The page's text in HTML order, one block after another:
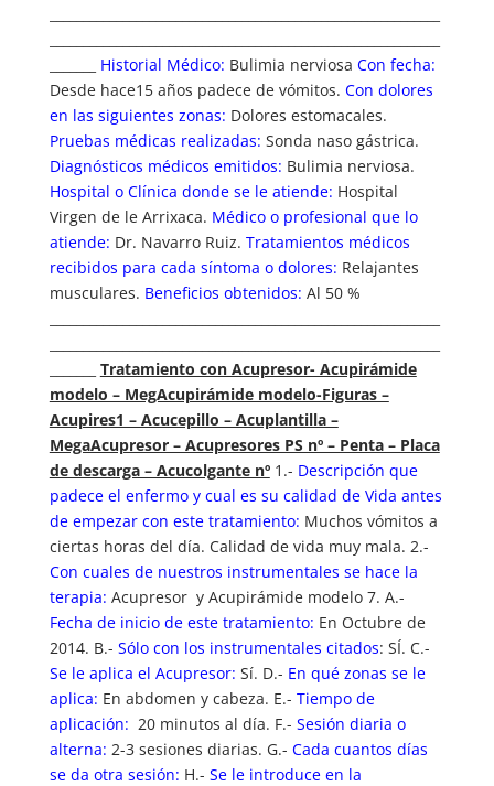
Historial Médico: Bulimia nerviosa Con fecha:
Desde hace15 años padece de vómitos. Con dolores
en las siguientes zonas: Dolores estomacales.
Pruebas médicas realizadas: Sonda naso gástrica.
Diagnósticos médicos emitidos: Bulimia nerviosa.
Hospital o Clínica donde se le atiende: Hospital
Virgen de le Arrixaca. Médico o profesional que lo
atiende: Dr. Navarro Ruiz. Tratamientos médicos
recibidos para cada síntoma o dolores: Relajantes
musculares. Beneficios obtenidos: Al 50 %
Tratamiento con Acupresor- Acupirámide
modelo – MegAcupirámide modelo-Figuras –
Acupires1 – Acucepillo – Acuplantilla –
MegaAcupresor – Acupresores PS nº – Penta – Placa
de descarga – Acucolgante nº 1.- Descripción que
padece el enfermo y cual es su calidad de Vida antes
de empezar con este tratamiento: Muchos vómitos a
ciertas horas del día. Calidad de vida muy mala. 2.-
Con cuales de nuestros instrumentales se hace la
terapia: Acupresor y Acupirámide modelo 7. A.-
Fecha de inicio de este tratamiento: En Octubre de
2014. B.- Sólo con los instrumentales citados: SÍ. C.-
Se le aplica el Acupresor: Sí. D.- En qué zonas se le
aplica: En abdomen y cabeza. E.- Tiempo de
aplicación: 20 minutos al día. F.- Sesión diaria o
alterna: 2-3 sesiones diarias. G.- Cada cuantos días
se da otra sesión: H.- Se le introduce en la